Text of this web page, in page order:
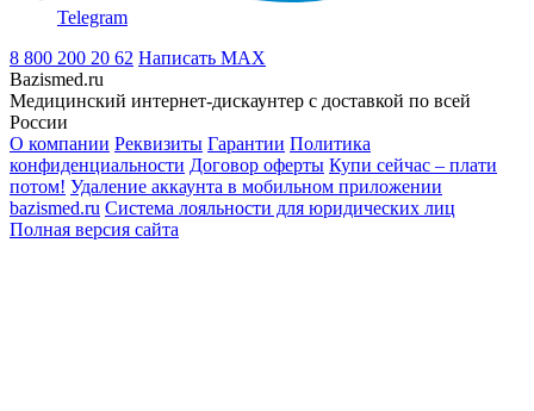
Telegram
8 800 200 20 62 Написать MAX
Bazismed.ru
Медицинский интернет-дискаунтер с доставкой по всей
России
О компании Реквизиты Гарантии Политика
конфиденциальности Договор оферты Купи сейчас – плати
потом! Удаление аккаунта в мобильном приложении
bazismed.ru Система лояльности для юридических лиц
Полная версия сайта